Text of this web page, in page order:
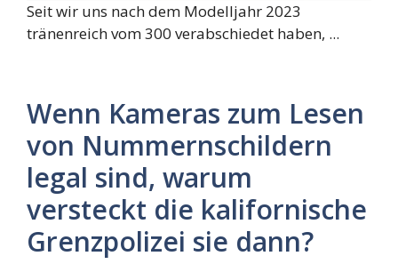
Seit wir uns nach dem Modelljahr 2023
tränenreich vom 300 verabschiedet haben, ...
Wenn Kameras zum Lesen
von Nummernschildern
legal sind, warum
versteckt die kalifornische
Grenzpolizei sie dann?